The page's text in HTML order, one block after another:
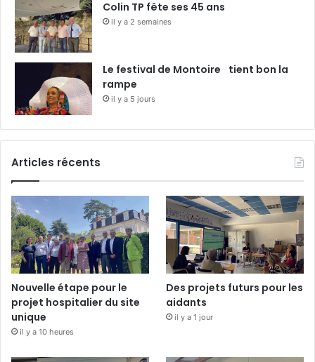
Colin TP fête ses 45 ans
il y a 2 semaines
Le festival de Montoire tient bon la
rampe
il y a 5 jours
Articles récents
Nouvelle étape pour le
projet hospitalier du site
unique
il y a 10 heures
Des projets futurs pour les
aidants
il y a 1 jour